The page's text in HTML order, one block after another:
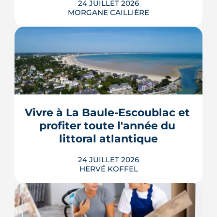
24 JUILLET 2026
MORGANE CAILLIÈRE
Le projet de la ZAC Pirmil-Les Isles
déploie 3 300 logements neufs entre
Rezé et Nantes, dont 55 % attribués au
en Bail Réel Solidaire.
LIRE L'ARTICLE
Vivre à La Baule-Escoublac et
profiter toute l'année du
littoral atlantique
24 JUILLET 2026
HERVÉ KOFFEL